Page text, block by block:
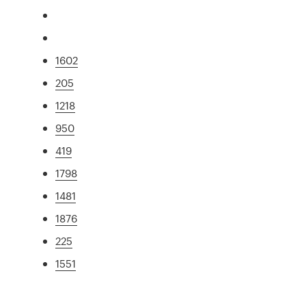
1602
205
1218
950
419
1798
1481
1876
225
1551